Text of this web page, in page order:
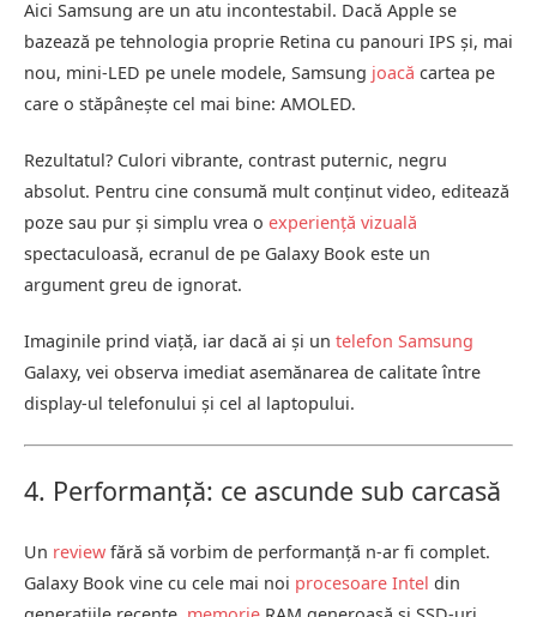
Aici Samsung are un atu incontestabil. Dacă Apple se
bazează pe tehnologia proprie Retina cu panouri IPS și, mai
nou, mini-LED pe unele modele, Samsung joacă cartea pe
care o stăpânește cel mai bine: AMOLED.
Rezultatul? Culori vibrante, contrast puternic, negru
absolut. Pentru cine consumă mult conținut video, editează
poze sau pur și simplu vrea o experiență vizuală
spectaculoasă, ecranul de pe Galaxy Book este un
argument greu de ignorat.
Imaginile prind viață, iar dacă ai și un telefon Samsung
Galaxy, vei observa imediat asemănarea de calitate între
display-ul telefonului și cel al laptopului.
4. Performanță: ce ascunde sub carcasă
Un review fără să vorbim de performanță n-ar fi complet.
Galaxy Book vine cu cele mai noi procesoare Intel din